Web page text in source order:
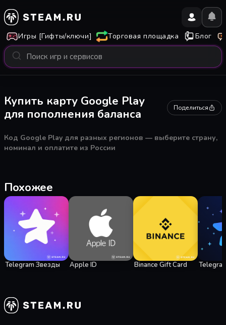
Игры [Гифты/ключи] Торговая площадка Блог
Купить карту Google Play
для пополнения баланса
Поделиться
Код Google Play для разных регионов — выберите страну,
номинал и оплатите из России
Похожее
Telegram Звезды Apple ID Binance Gift Card